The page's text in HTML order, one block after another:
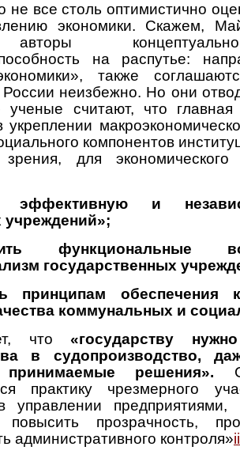
не все столь оптимистично
экономики. Скажем,
на распутье:
также
России неизбежно. Но они
ученые считают, что главная
укреплении
компонентов
для экономического
эффективную и
функциональные
государственных
принципам обеспечения
коммунальных и
что«государству
в судопроизводство,
принимаемые решения».
практику чрезмерного
управлении
повысить прозрачность,
административного контроля»ii